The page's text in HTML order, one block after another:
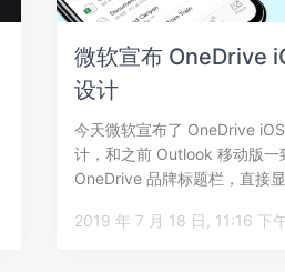
微软宣布 OneDrive
设计
今天微软宣布了 OneDrive
计，和之前 Outlook 移动版一
OneDrive 品牌标题栏，直接
2019 年 7 月 18 日, 11:16 下